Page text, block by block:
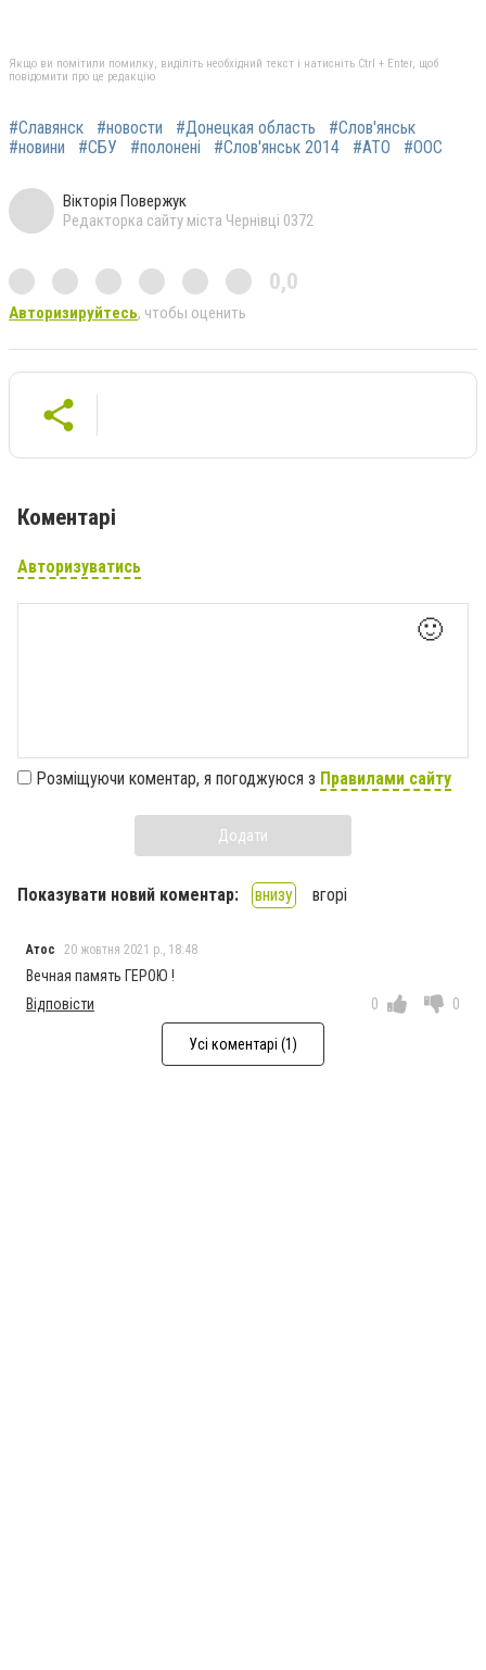
Якщо ви помітили помилку, виділіть необхідний текст і натисніть Ctrl + Enter, щоб
повідомити про це редакцію
#Славянск #новости #Донецкая область
#Слов'янськ
#новини
#СБУ #полонені #Слов'янськ 2014 #АТО #ООС
Вікторія Повержук
Редакторка сайту міста Чернівці 0372
0,0
Авторизируйтесь, чтобы оценить
Коментарі
Авторизуватись
🙂
Розміщуючи коментар, я погоджуюся з Правилами сайту
Додати
Показувати новий коментар: внизу вгорі
Атос 20 жовтня 2021 р., 18:48
Вечная память ГЕРОЮ !
Відповісти
0 0
Усі коментарі (1)